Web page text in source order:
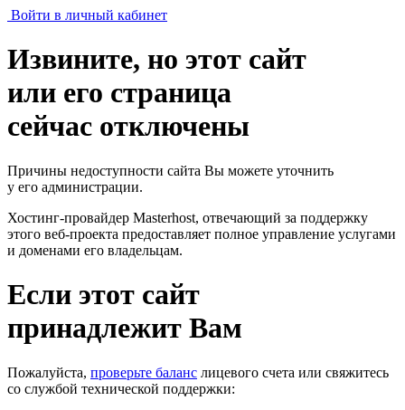
Войти в личный кабинет
Извините, но этот сайт
или его страница
сейчас отключены
Причины недоступности сайта Вы можете уточнить
у его администрации.
Хостинг-провайдер Masterhost, отвечающий за поддержку
этого веб-проекта предоставляет полное управление услугами
и доменами его владельцам.
Если этот сайт
принадлежит Вам
Пожалуйста, проверьте баланс лицевого счета или свяжитесь
со службой технической поддержки: